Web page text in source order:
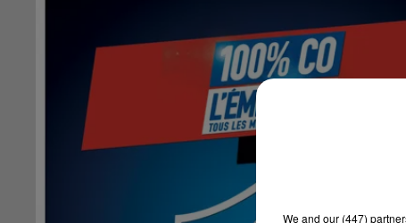
We and our (447)